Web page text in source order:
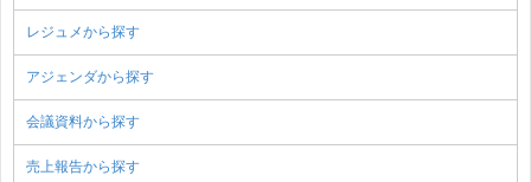
レジュメから探す
アジェンダから探す
会議資料から探す
売上報告から探す